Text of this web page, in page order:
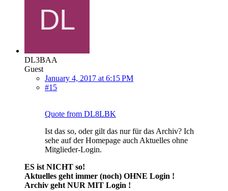
DL3BAA
Guest
January 4, 2017 at 6:15 PM
#15
Quote from DL8LBK
Ist das so, oder gilt das nur für das Archiv? Ich
sehe auf der Homepage auch Aktuelles ohne
Mitglieder-Login.
ES ist NICHT so!
Aktuelles geht immer (noch) OHNE Login !
Archiv geht NUR MIT Login !